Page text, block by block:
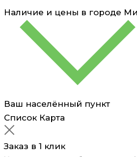
Наличие и цены в городе
Ваш населённый пункт
Список Карта
Заказ в 1 клик